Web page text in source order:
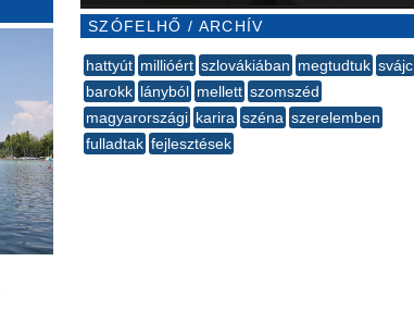
SZÓFELHŐ / ARCHÍV
hattyút millióért szlovákiában megtudtuk svájc
barokk lányból mellett szomszéd
magyarországi karira széna szerelemben
fulladtak fejlesztések